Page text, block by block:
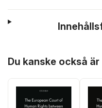
Du kanske också